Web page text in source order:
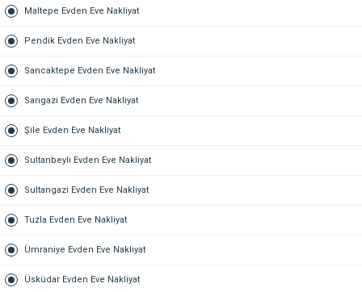
Maltepe Evden Eve Nakliyat
Pendik Evden Eve Nakliyat
Sancaktepe Evden Eve Nakliyat
Sarıgazi Evden Eve Nakliyat
Şile Evden Eve Nakliyat
Sultanbeyli Evden Eve Nakliyat
Sultangazi Evden Eve Nakliyat
Tuzla Evden Eve Nakliyat
Ümraniye Evden Eve Nakliyat
Üsküdar Evden Eve Nakliyat